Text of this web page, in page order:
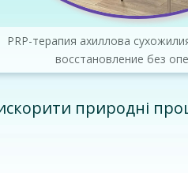
PRP-терапия ахиллова
восстановление без
природні